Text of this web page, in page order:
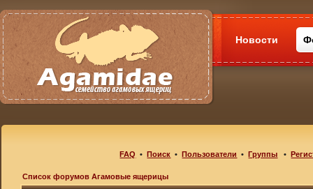
Новости
FAQ •Поиск •Пользователи •Группы •
Список форумов Агамовые ящерицы